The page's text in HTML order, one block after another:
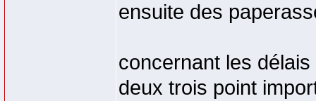
ensuite des
concernant les
deux trois point